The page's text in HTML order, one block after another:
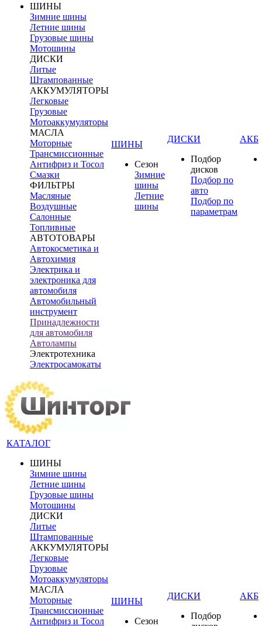
ШИНЫ
Зимние шины
Летние шины
Грузовые шины
Мотошины
ДИСКИ
Литые
Штампованные
АККУМУЛЯТОРЫ
Легковые
Грузовые
Мотоаккумуляторы
МАСЛА
Моторные
Трансмиссионные
Антифриз и Тосол
Смазки
ФИЛЬТРЫ
Масляные
Воздушные
Салонные
Топливные
АВТОТОВАРЫ
Автокосметика и
Автохимия
Электрика и
электроника для
автомобиля
Автомобильный
инструмент
Принадлежности
для автомобиля
Автолампы
Электротехника
Электросамокаты
ШИНЫ
Сезон
Зимние
шины
Летние
шины
ДИСКИ
Подбор
дисков
Подбор по
авто
Подбор по
параметрам
АКБ
КАТАЛОГ
ШИНЫ
Зимние шины
Летние шины
Грузовые шины
Мотошины
ДИСКИ
Литые
Штампованные
АККУМУЛЯТОРЫ
Легковые
Грузовые
Мотоаккумуляторы
МАСЛА
Моторные
Трансмиссионные
Антифриз и Тосол
ШИНЫ
Сезон
ДИСКИ
Подбор
АКБ